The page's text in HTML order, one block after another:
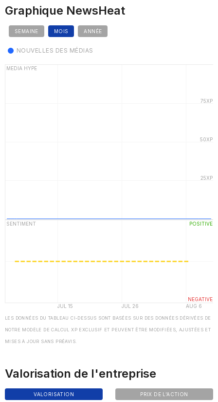
Graphique NewsHeat
SEMAINE MOIS ANNÉE
NOUVELLES DES MÉDIAS
LES DONNÉES DU TABLEAU CI-DESSUS SONT BASÉES SUR DES DONNÉES DÉRIVÉES DE
NOTRE MODÈLE DE CALCUL XP EXCLUSIF ET PEUVENT ÊTRE MODIFIÉES, AJUSTÉES ET
MISES À JOUR SANS PRÉAVIS.
Valorisation de l'entreprise
VALORISATION PRIX DE L'ACTION